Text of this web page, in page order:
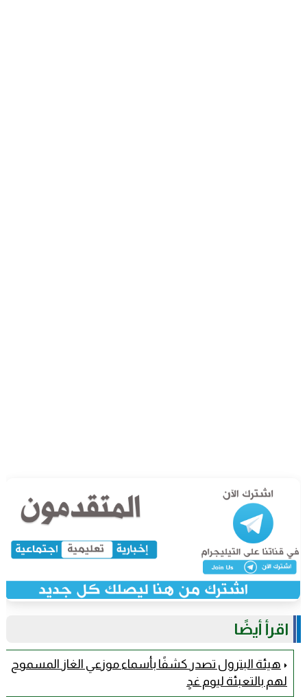
اقرأ أيضًا
هيئة البترول تصدر كشفًا بأسماء موزعي الغاز المسموح
لهم بالتعبئة ليوم غدٍ